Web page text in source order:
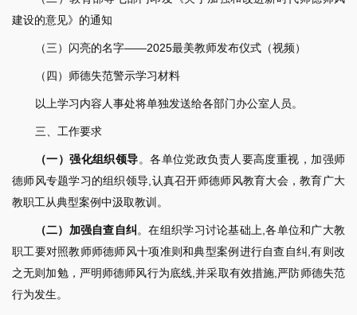
建设的意见》的通知
（三）闪亮的名字——2025最美教师发布仪式（视频）
（四）师德失范警示学习材料
以上学习内容人事处将单独发送给各部门办公室人员。
三、工作要求
（一）强化组织领导。各单位党政负责人要高度重视，加强师
德师风专题学习的组织领导,认真召开师德师风教育大会，教育广大
教职工从典型案例中汲取教训。
（二）加强自查自纠。在组织学习讨论基础上,各单位和广大教
职工要对照教师师德师风十项准则和典型案例进行自查自纠,有则改
之无则加勉，严明师德师风行为底线,并采取有效措施,严防师德失范
行为发生。